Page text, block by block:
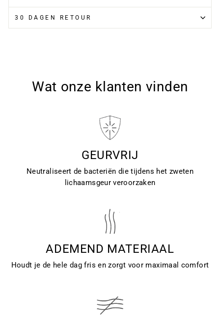
30 DAGEN RETOUR
Wat onze klanten vinden
GEURVRIJ
Neutraliseert de bacteriën die tijdens het zweten
lichaamsgeur veroorzaken
ADEMEND MATERIAAL
Houdt je de hele dag fris en zorgt voor maximaal comfort